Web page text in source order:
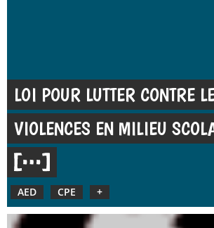
LOI POUR LUTTER CONTRE
VIOLENCES EN MILIEU
AED CPE +